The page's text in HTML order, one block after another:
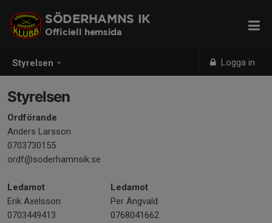
Styrelsen Logga in
SÖDERHAMNS IK
Officiell hemsida
Styrelsen
Ordförande
Anders Larsson
0703730155
ordf@soderhamnsik.se
Ledamot
Erik Axelsson
0703449413
Ledamot
Per Ängvald
0768041662